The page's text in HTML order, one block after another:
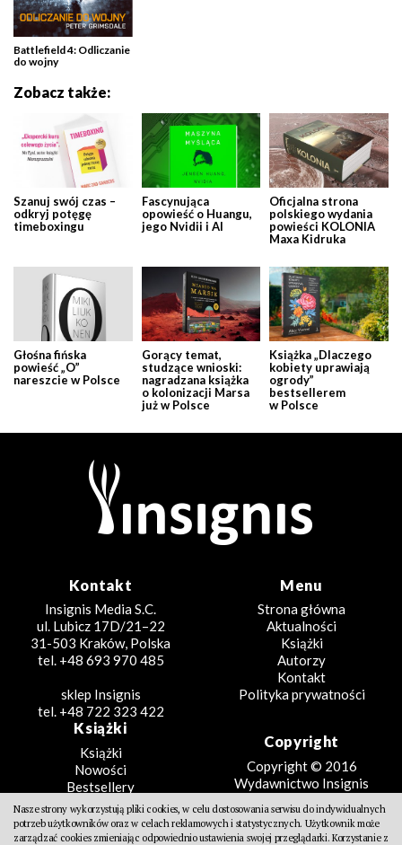
Battlefield 4: Odliczanie
do wojny
Zobacz także:
Szanuj swój czas –
odkryj potęgę
timeboxingu
Fascynująca
opowieść o Huangu,
jego Nvidii i AI
Oficjalna strona
polskiego wydania
powieści KOLONIA
Maxa Kidruka
Głośna fińska
powieść „O”
nareszcie w Polsce
Gorący temat,
studzące wnioski:
nagradzana książka
o kolonizacji Marsa
już w Polsce
Książka „Dlaczego
kobiety uprawiają
ogrody”
bestsellerem
w Polsce
Kontakt
Insignis Media S.C.
ul. Lubicz 17D/21–22
31-503 Kraków, Polska
tel. +48 693 970 485
sklep Insignis
tel. +48 722 323 422
Menu
Strona główna
Aktualności
Książki
Autorzy
Kontakt
Polityka prywatności
Książki
Książki
Nowości
Bestsellery
Zapowiedzi
Beletrystyka
Fantastyka
Copyright
Copyright © 2016
Wydawnictwo Insignis
Projekt
Nasze strony wykorzystują pliki cookies, w celu dostosowania serwisu do indywidualnych
potrzeb użytkowników oraz w celach reklamowych i statystycznych. Użytkownik może
zarządzać cookies zmieniając odpowiednio ustawienia swojej przeglądarki. Korzystanie z